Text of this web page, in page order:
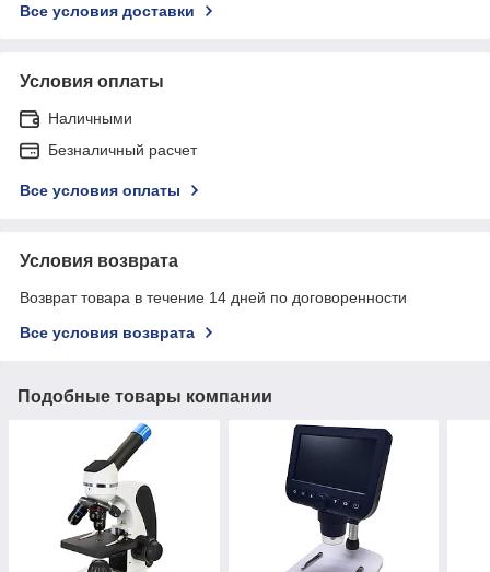
Все условия доставки
Условия оплаты
Наличными
Безналичный расчет
Все условия оплаты
Условия возврата
Возврат товара в течение 14 дней по договоренности
Все условия возврата
Подобные товары компании